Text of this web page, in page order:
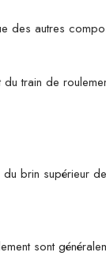
des autres
train de
brin supérieur
sont